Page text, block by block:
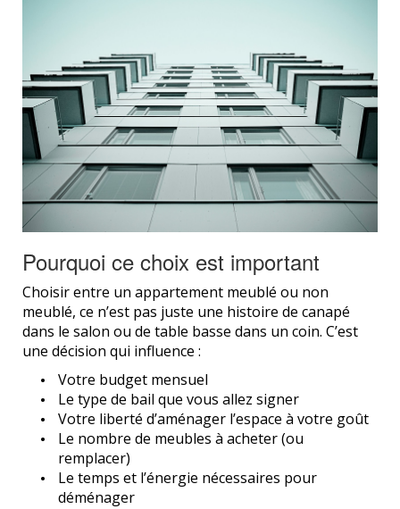
Pourquoi ce choix est important
Choisir entre un appartement meublé ou non
meublé, ce n’est pas juste une histoire de canapé
dans le salon ou de table basse dans un coin. C’est
une décision qui influence :
Votre budget mensuel
Le type de bail que vous allez signer
Votre liberté d’aménager l’espace à votre goût
Le nombre de meubles à acheter (ou
remplacer)
Le temps et l’énergie nécessaires pour
déménager